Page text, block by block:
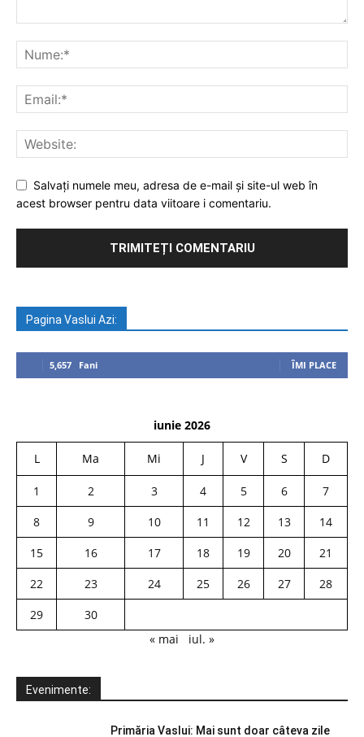
Salvați numele meu, adresa de e-mail și site-ul web în
acest browser pentru data viitoare i comentariu.
Pagina Vaslui Azi:
5,657 Fani ÎMI PLACE
iunie 2026
L Ma Mi J V S D
1 2 3 4 5 6
7
8
9 10 11 12 13
14
15
16 17 18 19 20
21
22
23 24 25 26 27
28
29
30
« mai
iul. »
Evenimente:
Primăria Vaslui: Mai sunt doar câteva zile